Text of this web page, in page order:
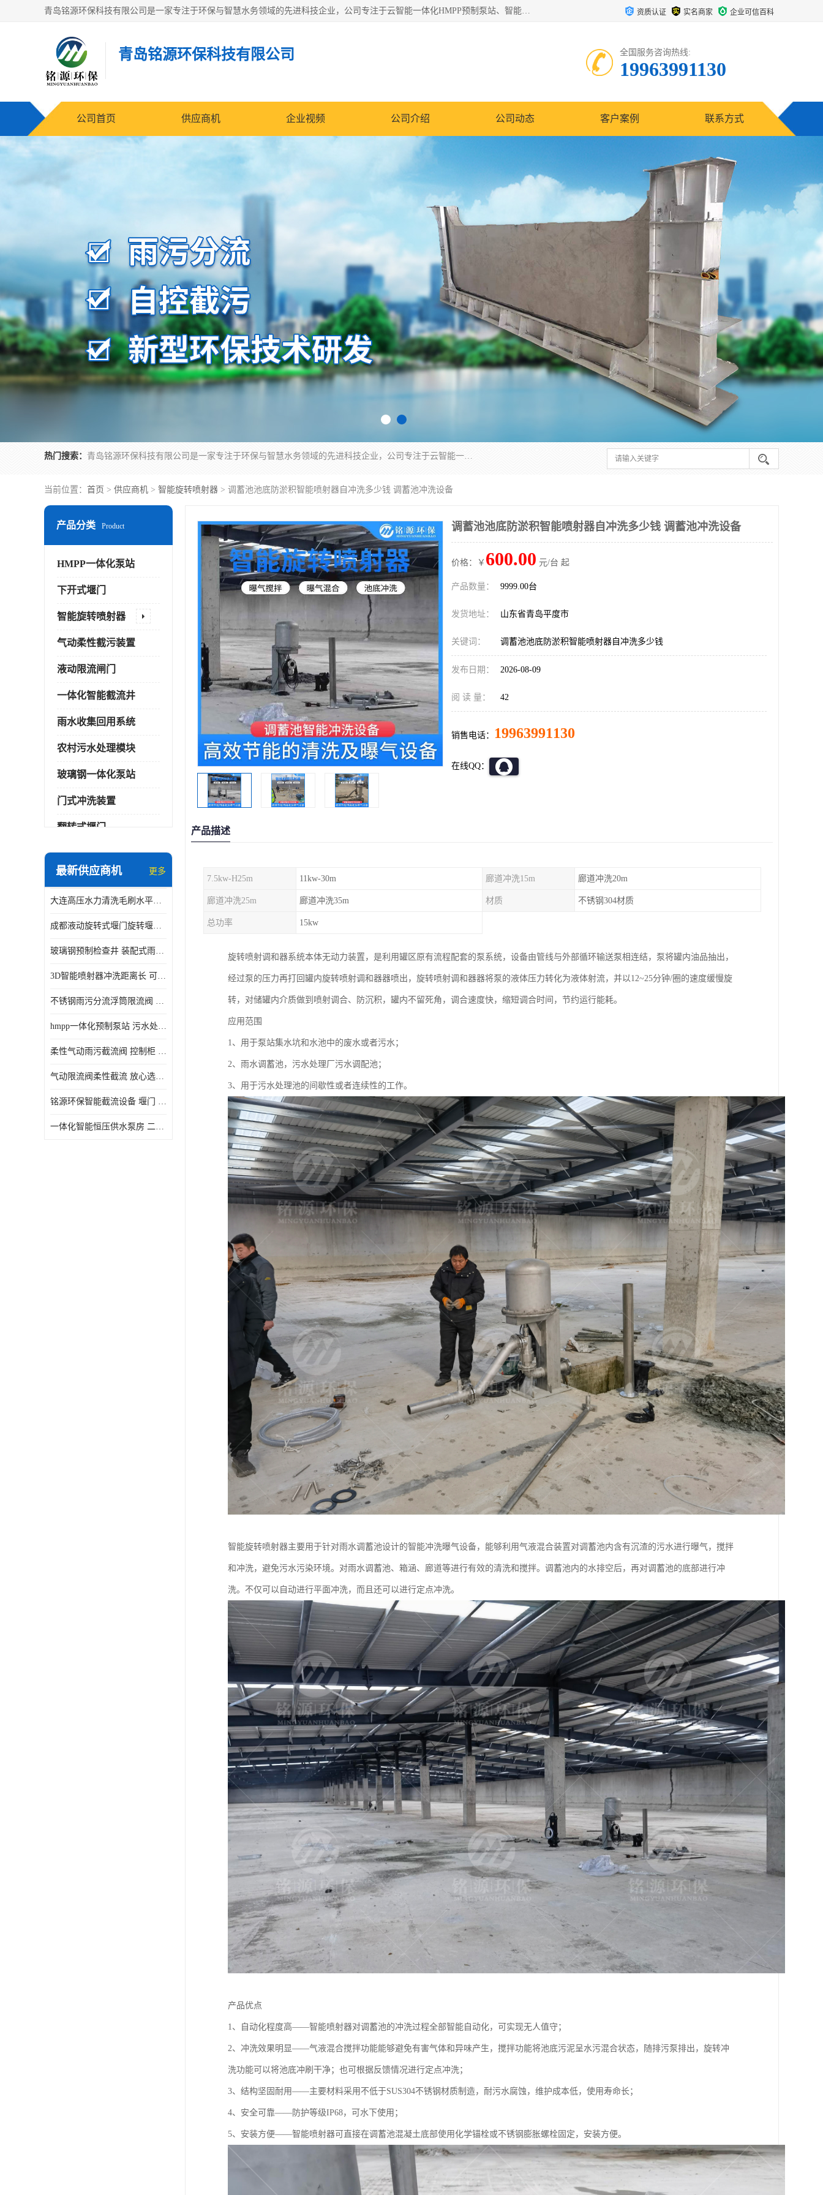
青岛铭源环保科技有限公司是一家专注于环保与智慧水务领域的先进科技企业，公司专注于云智能一体化HMPP预制泵站、智能截流井设备、调蓄池雨洪管理设备、水务循环利用、云智慧水务开发及新型环保技术研发等领域。 资质认证 实名商家 企业可信百科
青岛铭源环保科技有限公司 全国服务咨询热线:
19963991130
公司首页 供应商机 企业视频 公司介绍 公司动态 客户案例 联系方式
热门搜索： 青岛铭源环保科技有限公司是一家专注于环保与智慧水务领域的先进科技企业，公司专注于云智能一体化HMPP预制泵站、智能截流井设备、调蓄池雨洪管理设备、水务循环利用、云智慧水务开发及新型环保技术研发等领域。
当前位置： 首页 > 供应商机 > 智能旋转喷射器 > 调蓄池池底防淤积智能喷射器自冲洗多少钱 调蓄池冲洗设备
产品分类 Product
HMPP一体化泵站
下开式堰门
智能旋转喷射器
气动柔性截污装置
液动限流闸门
一体化智能截流井
雨水收集回用系统
农村污水处理模块
玻璃钢一体化泵站
门式冲洗装置
翻转式堰门
智能一体化雨水泵站
智能一体化供水泵房
智能一体化净水设备
最新供应商机 更多
大连高压水力清洗毛刷水平自清洁滚刷 水力自动冲洗系统 水力清洗
成都液动旋转式堰门旋转堰门 自动控制 SUS304
玻璃钢预制检查井 装配式雨水污水井 初期弃流井 源头厂家
3D智能喷射器冲洗距离长 可270度旋转 高强度水压远距离喷洗
不锈钢雨污分流浮筒限流阀 DN150-DN1000 品质可信
hmpp一体化预制泵站 污水处理系统 乡镇学校市政排水 厂家供应
柔性气动雨污截流阀 控制柜 远程控制安全性高检修方便
气动限流阀柔性截流 放心选购 控源截污铭源环保
铭源环保智能截流设备 堰门 铸铁调节闸门作用 源头商家 可定制
一体化智能恒压供水泵房 二次加压供水设备户外智慧泵房
调蓄池池底防淤积智能喷射器自冲洗多少钱 调蓄池冲洗设备
价格：￥ 600.00 元/台 起
产品数量： 9999.00台
发货地址： 山东省青岛平度市
关键词： 调蓄池池底防淤积智能喷射器自冲洗多少钱
发布日期： 2026-08-09
阅 读 量： 42
销售电话： 19963991130
在线QQ：
产品描述
7.5kw-H25m 11kw-30m 廊道冲洗15m 廊道冲洗20m
廊道冲洗25m 廊道冲洗35m 材质 不锈钢304材质
总功率 15kw
旋转喷射调和器系统本体无动力装置，是利用罐区原有流程配套的泵系统，设备由管线与外部循环输送泵相连结，泵将罐内油品抽出，
经过泵的压力再打回罐内旋转喷射调和器器喷出，旋转喷射调和器器将泵的液体压力转化为液体射流，并以12~25分钟/圈的速度缓慢旋
转，对储罐内介质做到喷射调合、防沉积，罐内不留死角，调合速度快，缩短调合时间，节约运行能耗。
应用范围
1、用于泵站集水坑和水池中的废水或者污水；
2、雨水调蓄池，污水处理厂污水调配池；
3、用于污水处理池的间歇性或者连续性的工作。
智能旋转喷射器主要用于针对雨水调蓄池设计的智能冲洗曝气设备，能够利用气液混合装置对调蓄池内含有沉渣的污水进行曝气，搅拌
和冲洗，避免污水污染环境。对雨水调蓄池、箱涵、廊道等进行有效的清洗和搅拌。调蓄池内的水排空后，再对调蓄池的底部进行冲
洗。不仅可以自动进行平面冲洗，而且还可以进行定点冲洗。
产品优点
1、自动化程度高——智能喷射器对调蓄池的冲洗过程全部智能自动化，可实现无人值守；
2、冲洗效果明显——气液混合搅拌功能能够避免有害气体和异味产生，搅拌功能将池底污泥呈水污混合状态，随排污泵排出，旋转冲
洗功能可以将池底冲刷干净；也可根据反馈情况进行定点冲洗；
3、结构坚固耐用——主要材料采用不低于SUS304不锈钢材质制造，耐污水腐蚀，维护成本低，使用寿命长；
4、安全可靠——防护等级IP68，可水下使用；
5、安装方便——智能喷射器可直接在调蓄池混凝土底部使用化学锚栓或不锈钢膨胀螺栓固定，安装方便。